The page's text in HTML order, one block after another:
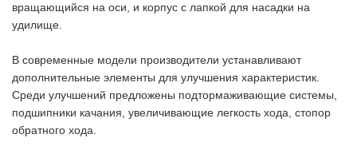
вращающийся на оси, и корпус с лапкой для насадки на
удилище.
В современные модели производители устанавливают
дополнительные элементы для улучшения характеристик.
Среди улучшений предложены подтормаживающие системы,
подшипники качания, увеличивающие легкость хода, стопор
обратного хода.